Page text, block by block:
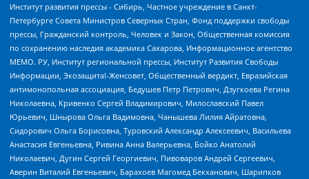
Институт развития прессы - Сибирь, Частное учреждение в Санкт-
Петербурге Совета Министров Северных Стран, Фонд поддержки свободы
прессы, Гражданский контроль, Человек и Закон, Общественная комиссия
по сохранению наследия академика Сахарова, Информационное агентство
МЕМО. РУ, Институт региональной прессы, Институт Развития Свободы
Информации, Экозащита!-Женсовет, Общественный вердикт, Евразийская
антимонопольная ассоциация, Бедушев Петр Петрович, Дзугкоева Регина
Николаевна, Кривенко Сергей Владимирович, Милославский Павел
Юрьевич, Шнырова Ольга Вадимовна, Чанышева Лилия Айратовна,
Сидорович Ольга Борисовна, Туровский Александр Алексеевич, Васильева
Анастасия Евгеньевна, Ривина Анна Валерьевна, Бойко Анатолий
Николаевич, Дугин Сергей Георгиевич, Пивоваров Андрей Сергеевич,
Аверин Виталий Евгеньевич, Барахоев Магомед Бекханович, Шарипков